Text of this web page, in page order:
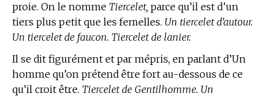
proie. On le nomme Tiercelet, parce qu’il est d’un
tiers plus petit que les femelles. Un tiercelet d’autour.
Un tiercelet de faucon. Tiercelet de lanier.
Il se dit figurément et par mépris, en parlant d’Un
homme qu’on prétend être fort au-dessous de ce
qu’il croit être. Tiercelet de Gentilhomme. Un